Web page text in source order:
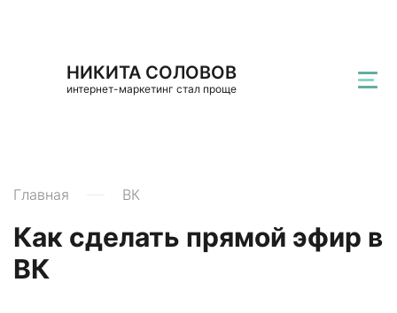
НИКИТА СОЛОВОВ
интернет-маркетинг стал проще
Главная ВК
Как сделать прямой эфир в
ВК